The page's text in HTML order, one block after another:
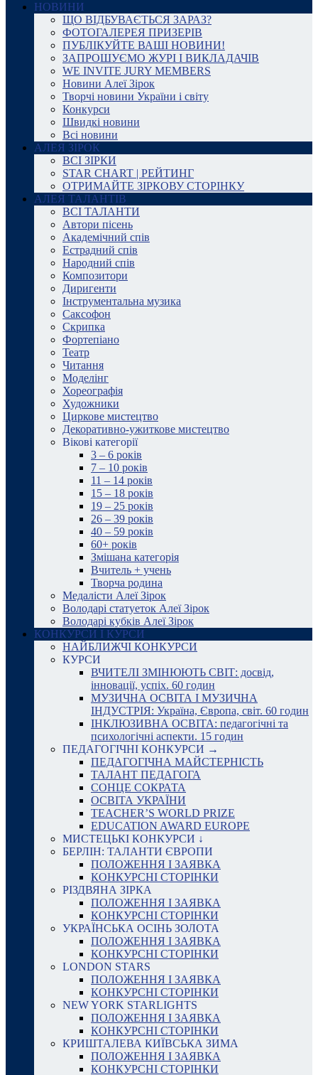
НОВИНИ
ЩО ВІДБУВАЄТЬСЯ ЗАРАЗ?
ФОТОГАЛЕРЕЯ ПРИЗЕРІВ
ПУБЛІКУЙТЕ ВАШІ НОВИНИ!
ЗАПРОШУЄМО ЖУРІ І ВИКЛАДАЧІВ
WE INVITE JURY MEMBERS
Новини Алеї Зірок
Творчі новини України і світу
Конкурси
Швидкі новини
Всі новини
АЛЕЯ ЗІРОК
ВСІ ЗІРКИ
STAR CHART | РЕЙТИНГ
ОТРИМАЙТЕ ЗІРКОВУ СТОРІНКУ
АЛЕЯ ТАЛАНТІВ
ВСІ ТАЛАНТИ
Автори пісень
Академічний спів
Естрадний спів
Народний спів
Композитори
Диригенти
Інструментальна музика
Саксофон
Скрипка
Фортепіано
Театр
Читання
Моделінг
Хореографія
Художники
Циркове мистецтво
Декоративно-ужиткове мистецтво
Вікові категорії
3 – 6 років
7 – 10 років
11 – 14 років
15 – 18 років
19 – 25 років
26 – 39 років
40 – 59 років
60+ років
Змішана категорія
Вчитель + учень
Творча родина
Медалісти Алеї Зірок
Володарі статуеток Алеї Зірок
Володарі кубків Алеї Зірок
КОНКУРСИ І КУРСИ
НАЙБЛИЖЧІ КОНКУРСИ
КУРСИ
ВЧИТЕЛІ ЗМІНЮЮТЬ СВІТ: досвід,
інновації, успіх. 60 годин
МУЗИЧНА ОСВІТА І МУЗИЧНА
ІНДУСТРІЯ: Україна, Європа, світ. 60 годин
ІНКЛЮЗИВНА ОСВІТА: педагогічні та
психологічні аспекти. 15 годин
ПЕДАГОГІЧНІ КОНКУРСИ →
ПЕДАГОГІЧНА МАЙСТЕРНІСТЬ
ТАЛАНТ ПЕДАГОГА
СОНЦЕ СОКРАТА
ОСВІТА УКРАЇНИ
TEACHER’S WORLD PRIZE
EDUCATION AWARD EUROPE
МИСТЕЦЬКІ КОНКУРСИ ↓
БЕРЛІН: ТАЛАНТИ ЄВРОПИ
ПОЛОЖЕННЯ І ЗАЯВКА
КОНКУРСНІ СТОРІНКИ
РІЗДВЯНА ЗІРКА
ПОЛОЖЕННЯ І ЗАЯВКА
КОНКУРСНІ СТОРІНКИ
УКРАЇНСЬКА ОСІНЬ ЗОЛОТА
ПОЛОЖЕННЯ І ЗАЯВКА
КОНКУРСНІ СТОРІНКИ
LONDON STARS
ПОЛОЖЕННЯ І ЗАЯВКА
КОНКУРСНІ СТОРІНКИ
NEW YORK STARLIGHTS
ПОЛОЖЕННЯ І ЗАЯВКА
КОНКУРСНІ СТОРІНКИ
КРИШТАЛЕВА КИЇВСЬКА ЗИМА
ПОЛОЖЕННЯ І ЗАЯВКА
КОНКУРСНІ СТОРІНКИ